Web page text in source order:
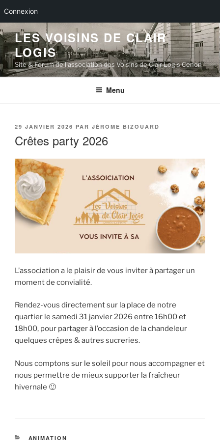
Connexion
Aller
au
contenu
principal
LES VOISINS DE CLAIR
LOGIS
Site & Forum de l'association des Voisins de Clair Logis Cenon
Menu
PUBLIÉ
29 JANVIER 2026 PAR JÉRÔME BIZOUARD
Crêtes party 2026
L’association a le plaisir de vous inviter à partager un
moment de convialité.
Rendez-vous directement sur la place de notre
quartier le samedi 31 janvier 2026 entre 16h00 et
18h00, pour partager à l’occasion de la chandeleur
quelques crêpes & autres sucreries.
Nous comptons sur le soleil pour nous accompagner et
nous permettre de mieux supporter la fraîcheur
hivernale 🙂
CATÉGORIES
ANIMATION